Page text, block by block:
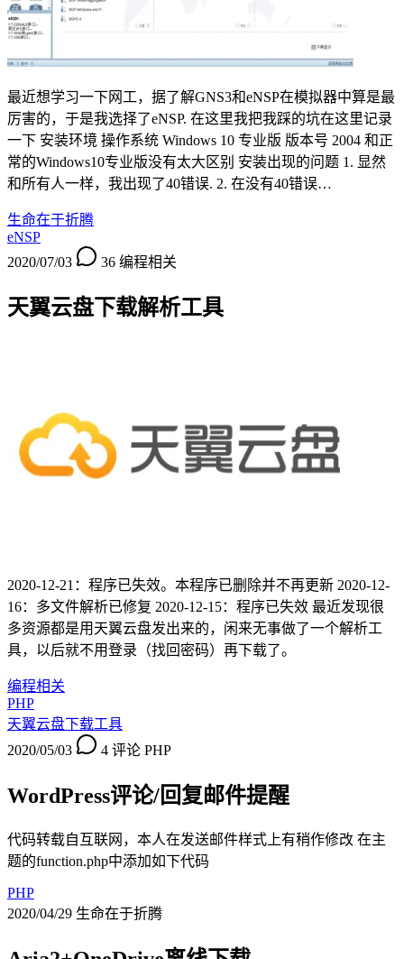
最近想学习一下网工，据了解GNS3和eNSP在模拟器中算是最
厉害的，于是我选择了eNSP. 在这里我把我踩的坑在这里记录
一下 安装环境 操作系统 Windows 10 专业版 版本号 2004 和正
常的Windows10专业版没有太大区别 安装出现的问题 1. 显然
和所有人一样，我出现了40错误. 2. 在没有40错误…
生命在于折腾
eNSP
2020/07/03
36 编程相关
天翼云盘下载解析工具
2020-12-21：程序已失效。本程序已删除并不再更新 2020-12-
16：多文件解析已修复 2020-12-15：程序已失效 最近发现很
多资源都是用天翼云盘发出来的，闲来无事做了一个解析工
具，以后就不用登录（找回密码）再下载了。
编程相关
PHP
天翼云盘下载工具
2020/05/03
4 评论 PHP
WordPress评论/回复邮件提醒
代码转载自互联网，本人在发送邮件样式上有稍作修改 在主
题的function.php中添加如下代码
PHP
2020/04/29 生命在于折腾